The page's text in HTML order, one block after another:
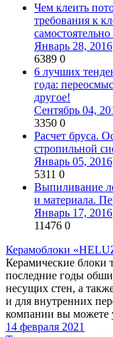
Чем клеить
требования к
Январь 28, 2016
6389 0
6 лучших
года:
другое!
Сентябрь 04,
3350 0
Расчет бруса.
стропильной
Январь 05, 2016
5311 0
Выпиливание
и материала.
Январь 17, 2016
11476 0
Керамоблоки
Керамические блоки
последние годы
несущих стен, а
и для внутренних
компании вы можете
14 февраля 2021